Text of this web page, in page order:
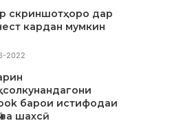
скриншотҳоро дар
кардан мумкин
2022
барои истифодаи
шахсӣ